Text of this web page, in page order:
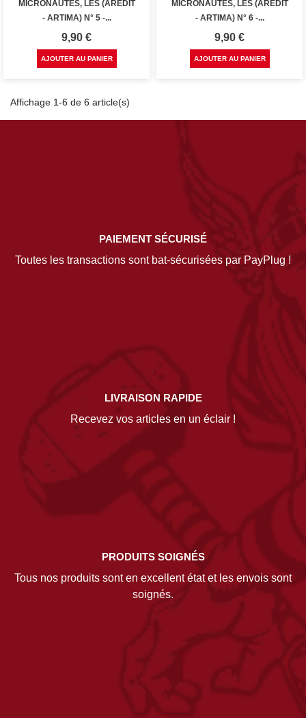
MICRONAUTES, LES (ARÉDIT
- ARTIMA) N° 5 -...
Prix
9,90 €
AJOUTER AU PANIER
MICRONAUTES, LES (ARÉDIT
- ARTIMA) N° 6 -...
Prix
9,90 €
AJOUTER AU PANIER
Affichage 1-6 de 6 article(s)
PAIEMENT SÉCURISÉ
Toutes les transactions sont bat-sécurisées par PayPlug !
LIVRAISON RAPIDE
Recevez vos articles en un éclair !
PRODUITS SOIGNÉS
Tous nos produits sont en excellent état et les envois sont
soignés.